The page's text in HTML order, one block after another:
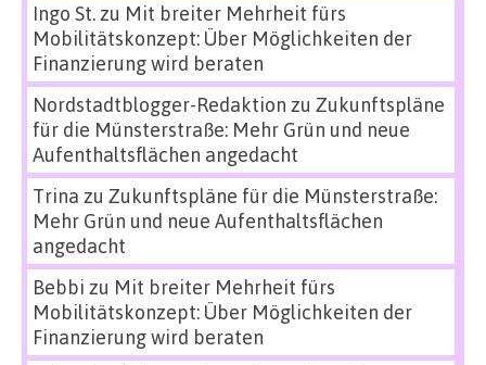
Ingo St.zu Mit breiter Mehrheit fürs
Mobilitätskonzept: Über Möglichkeiten der
Finanzierung wird beraten
Nordstadtblogger-Redaktion zu Zukunftspläne
für die Münsterstraße: Mehr Grün und neue
Aufenthaltsflächen angedacht
Trina zu Zukunftspläne für die Münsterstraße:
Mehr Grün und neue Aufenthaltsflächen
angedacht
Bebbi zu Mit breiter Mehrheit fürs
Mobilitätskonzept: Über Möglichkeiten der
Finanzierung wird beraten